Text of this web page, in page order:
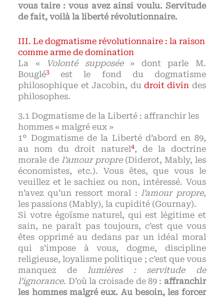
vous taire : vous avez ainsi voulu. Servitude
de fait, voilà la liberté révolutionnaire.
Le dogmatisme révolutionnaire : la raison
comme arme de domination
La «
Volonté supposée» dont parle M.
Bouglé3
est le fond du dogmatisme
philosophique et Jacobin, du droit divin des
philosophes.
Dogmatisme de la Liberté : affranchir les
hommes « malgré eux »
1° Dogmatisme de la Liberté d’abord en 89,
au nom du droit naturel4, de la doctrine
morale de l’amour propre(Diderot, Mably, les
économistes, etc.). Vous êtes, que vous le
veuillez et le sachiez ou non, intéressé. Vous
n’avez qu’un ressort moral : l’amour propre,
les passions (Mably), la cupidité (Gournay).
Si votre égoïsme naturel, qui est légitime et
sain, ne paraît pas toujours, c’est que vous
êtes opprimé au dedans par un idéal moral
qui s’impose à vous, dogme, discipline
religieuse, loyalisme politique ; c’est que vous
manquez de lumières : servitude de
l’ignorance. D’où la croisade de 89 : affranchir
les hommes malgré eux. Au besoin, les forcer